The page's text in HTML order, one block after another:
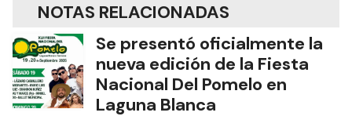
NOTAS RELACIONADAS
Se presentó oficialmente la
nueva edición de la Fiesta
Nacional Del Pomelo en
Laguna Blanca